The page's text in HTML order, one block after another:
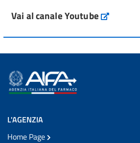
Vai al canale Youtube
L'AGENZIA
Home Page